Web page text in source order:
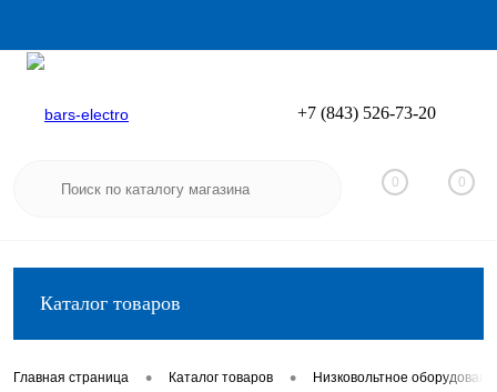
Вход
+7 (843) 526-73-20
0 0
Каталог товаров
Главная страница • Каталог товаров • Низковольтное